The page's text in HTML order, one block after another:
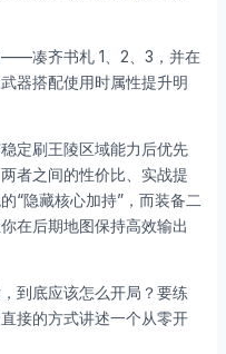
——凑齐书札 1、2、3，并在
器搭配使用时属性提升明
定刷王陵区域能力后优先
者之间的性价比、实战提
“隐藏核心加持”，而装备二
在后期地图保持高效输出
到底应该怎么开局？要练
接的方式讲述一个从零开